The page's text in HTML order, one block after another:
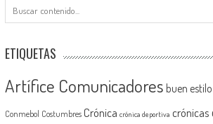
ETIQUETAS
Artífice Comunicadores buen estilo
Conmebol Costumbres Crónica crónica deportiva crónicas